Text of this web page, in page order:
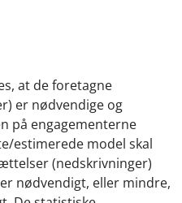
at de foretagne
er nødvendige og
på engagementerne
estimerede model skal
(nedskrivninger)
nødvendigt, eller mindre,